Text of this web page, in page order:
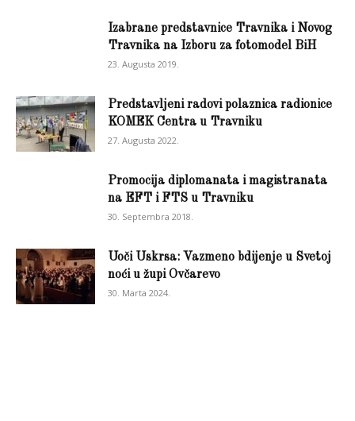
Izabrane predstavnice Travnika i Novog
Travnika na Izboru za fotomodel BiH
23. Augusta 2019.
Predstavljeni radovi polaznica radionice
KOMEK Centra u Travniku
27. Augusta 2022.
Promocija diplomanata i magistranata
na EFT i FTS u Travniku
30. Septembra 2018.
Uoči Uskrsa: Vazmeno bdijenje u Svetoj
noći u župi Ovčarevo
30. Marta 2024.